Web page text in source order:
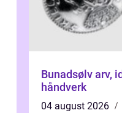
Bunadsølv arv, identitet og levende
håndverk
04 august 2026